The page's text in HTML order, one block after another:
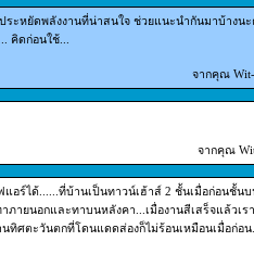
ระหยัดพลังงานที่น่าสนใจ ช่วยแนะนำกันมาบ้าง
คิดก่อนใช้...
จากคุณ Wit-
จากคุณ
อร์ได้......ที่บ้านเป็นทาวน์เฮ้าส์ 2 ชั้นเมื่อก่อนชั้น
ภายนอกและทาบนหลังคา...เมื่องานสีเสร็จแล้วเ
นทิศตะวันตกที่โดนแดดส่องก็ไม่ร้อนเหมือนเมื่อก่อ